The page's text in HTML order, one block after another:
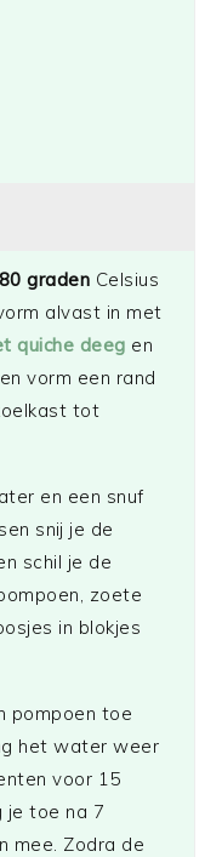
graden Celsius
alvast in met
quiche deeg en
vorm een rand
tot
en een snuf
snij je de
schil je de
zoete
in blokjes
pompoen toe
het water weer
voor 15
je toe na 7
mee. Zodra de